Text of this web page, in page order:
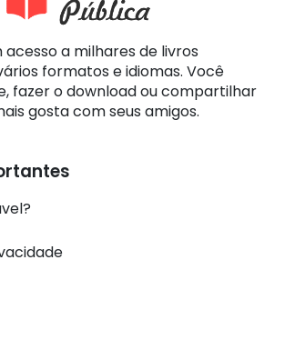
a milhares de livros
formatos e idiomas. Você
fazer o download ou compartilhar
gosta com seus amigos.